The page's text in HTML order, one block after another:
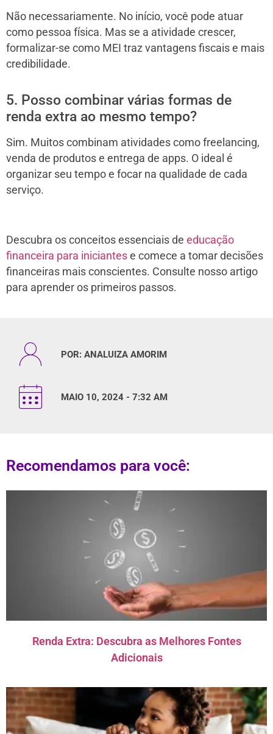
Não necessariamente. No início, você pode atuar
como pessoa física. Mas se a atividade crescer,
formalizar-se como MEI traz vantagens fiscais e mais
credibilidade.
5. Posso combinar várias formas de
renda extra ao mesmo tempo?
Sim. Muitos combinam atividades como freelancing,
venda de produtos e entrega de apps. O ideal é
organizar seu tempo e focar na qualidade de cada
serviço.
Descubra os conceitos essenciais de educação
financeira para iniciantes e comece a tomar decisões
financeiras mais conscientes. Consulte nosso artigo
para aprender os primeiros passos.
POR: ANALUIZA AMORIM
MAIO 10, 2024 - 7:32 AM
Recomendamos para você:
Renda Extra: Descubra as Melhores Fontes
Adicionais